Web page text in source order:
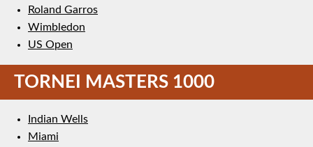
Roland Garros
Wimbledon
US Open
TORNEI MASTERS 1000
Indian Wells
Miami